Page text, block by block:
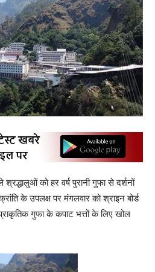
को हर वर्ष पुरानी गुफा से दर्शनों
के उपलक्ष पर मंगलवार को श्राइन बोर्ड
प्राकृतिक गुफा के कपाट भत्तों के लिए खोल